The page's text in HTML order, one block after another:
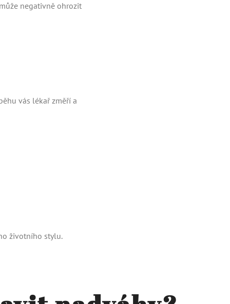
negativně ohrozit
vás lékař změří a
životního stylu.